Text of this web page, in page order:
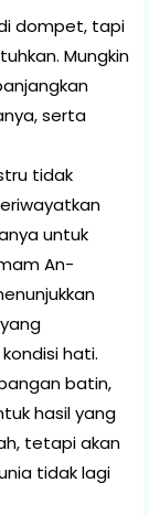
dompet, tapi
Mungkin
serta
tidak
untuk
An-
hati.
batin,
hasil yang
tetapi akan
tidak lagi